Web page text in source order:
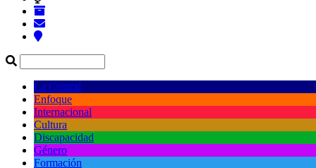
La Central
Enfoque
Internacional
Cultura
Discapacidad
Género
Formación